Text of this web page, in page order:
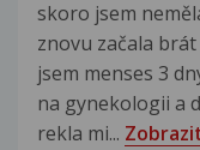
skoro jsem
znovu začala
jsem menses 3
na gynekologii a
rekla mi...